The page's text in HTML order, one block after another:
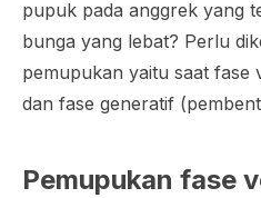
pupuk pada anggrek yang
bunga yang lebat? Perlu
pemupukan yaitu saat fase
dan fase generatif
Pemupukan fase